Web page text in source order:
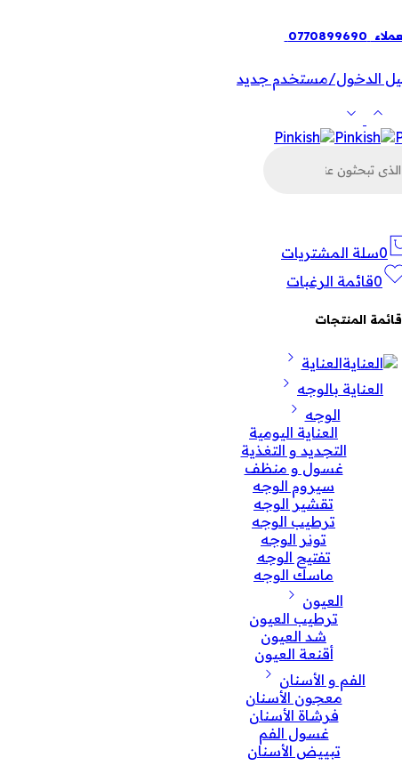
0770899690
الدخول/مستخدم جديد
0سلة المشتريات
0قائمة الرغبات
قائمة المنتجات
العناية
العناية بالوجه
الوجه
العناية اليومية
التجديد و التغذية
غسول و منظف
سيروم الوجه
تقشير الوجه
ترطيب الوجه
تونر الوجه
تفتيح الوجه
ماسك الوجه
العيون
ترطيب العيون
شد العيون
أقنعة العيون
الفم و الأسنان
معجون الأسنان
فرشاة الأسنان
غسول الفم
تبييض الأسنان